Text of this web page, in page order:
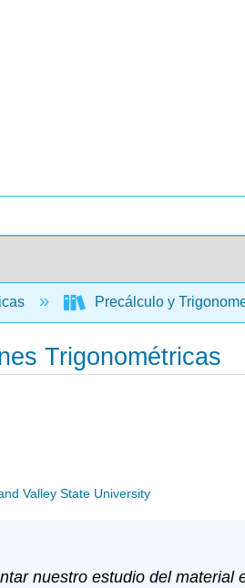
Precálculo y
Trigonométricas
Valley State University
nuestro estudio del